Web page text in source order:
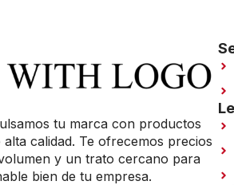
tu marca con productos
calidad. Te ofrecemos precios
y un trato cercano para
bien de tu empresa.